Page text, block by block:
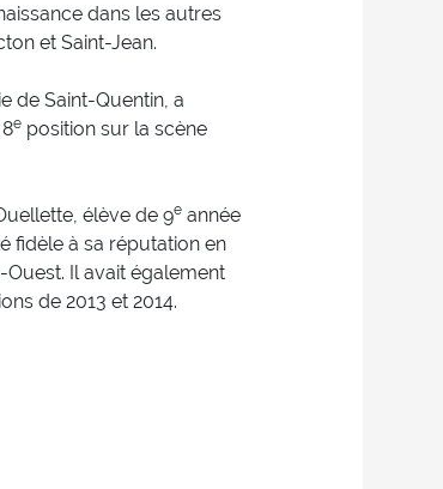
dans les autres
et Saint-Jean.
de Saint-Quentin, a
eposition sur la scène
élève de 9eannée
fidèle à sa réputation en
Il avait également
de 2013 et 2014.